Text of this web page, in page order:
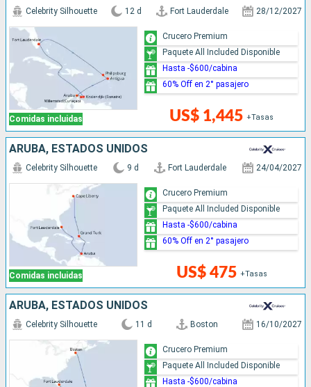
Comidas incluidas
Celebrity Silhouette 12 d Fort Lauderdale 28/12/2027
US$ 1,445 +Tasas
Crucero Premium
Paquete All Included Disponible
Hasta -$600/cabina
60% Off en 2° pasajero
ARUBA, ESTADOS UNIDOS
Comidas incluidas
Celebrity Silhouette 9 d Fort Lauderdale 24/04/2027
US$ 475 +Tasas
Crucero Premium
Paquete All Included Disponible
Hasta -$600/cabina
60% Off en 2° pasajero
ARUBA, ESTADOS UNIDOS
Celebrity Silhouette 11 d Boston 16/10/2027
Crucero Premium
Paquete All Included Disponible
Hasta -$600/cabina